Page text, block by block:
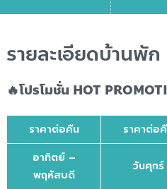
รายละเอียดบ้านพัก
🔥โปรโมชั่น HOT
ราคาต่อคืน ราคาต่อ
อาทิตย์ –
พฤหัสบดี
วันศุกร์